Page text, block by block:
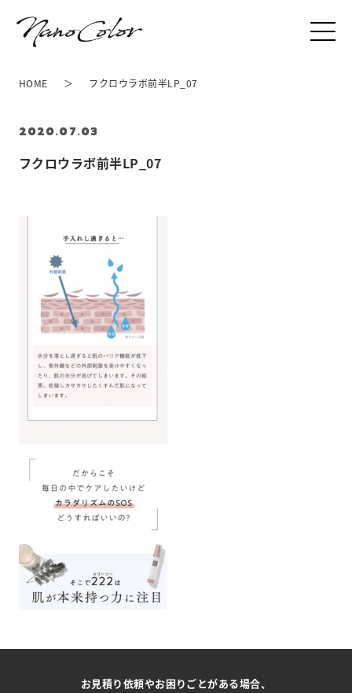
フクロウラボ前半LP_07
2020.07.03
HOME フクロウラボ前半LP_07
お見積り依頼やお困りごとがある場合、